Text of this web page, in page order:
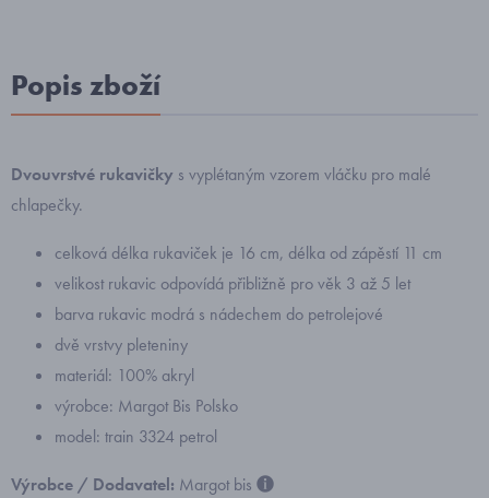
Popis zboží
Dvouvrstvé rukavičky s vyplétaným vzorem vláčku pro malé
chlapečky.
celková délka rukaviček je 16 cm, délka od zápěstí 11 cm
velikost rukavic odpovídá přibližně pro věk 3 až 5 let
barva rukavic modrá s nádechem do petrolejové
dvě vrstvy pleteniny
materiál: 100% akryl
výrobce: Margot Bis Polsko
model: train 3324 petrol
Výrobce / Dodavatel: Margot bis